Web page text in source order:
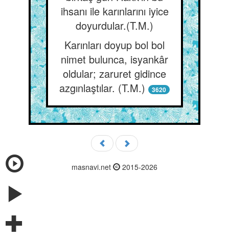
ihsanı ile karınlarını iyice
doyurdular.(T.M.)
Karınları doyup bol bol
nimet bulunca, isyankâr
oldular; zaruret gidince
azgınlaştılar. (T.M.)
3620
masnavi.net 2015-2026